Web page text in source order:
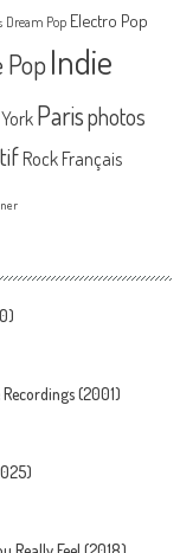
Dream Pop Electro Pop
PopIndie
Parisphotos
Rock Français
Recordings (2001)